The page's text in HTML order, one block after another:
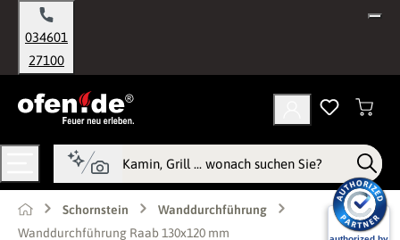
springen
034601
27100
Schornstein
Wanddurchführung
Wanddurchführung Raab 130x120 mm